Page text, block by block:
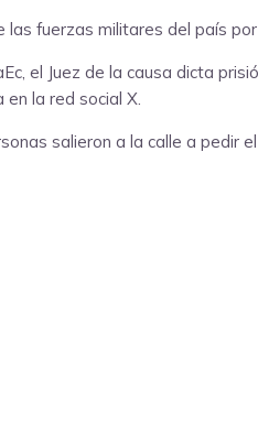
fuerzas militares del país
el Juez de la causa dicta
en la red social X.
salieron a la calle a pedir